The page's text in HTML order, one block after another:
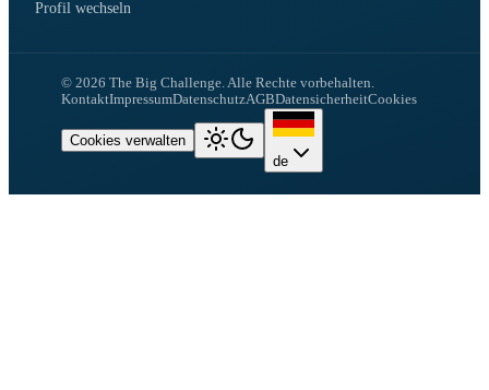
Profil wechseln
© 2026 The Big Challenge.Alle Rechte vorbehalten.
KontaktImpressumDatenschutzAGBDatensicherheitCookies
Cookies verwalten
de